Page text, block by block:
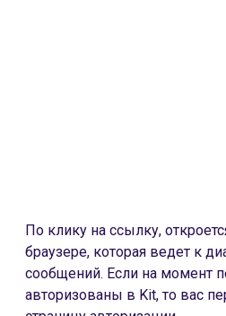
По клику на ссылку,
браузере, которая ведет к
сообщений. Если на момент
авторизованы в Kit, то вас